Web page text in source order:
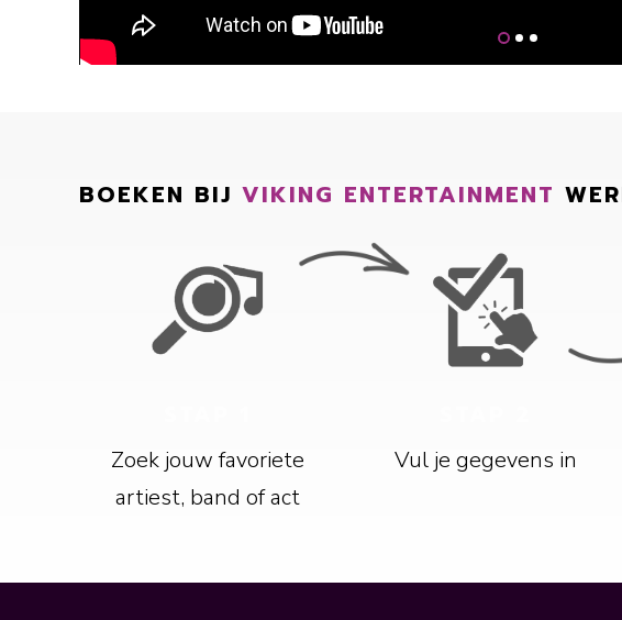
BOEKEN BIJ VIKING ENTERTAINMENT
Zoek jouw favoriete
artiest, band of act
Vul je gegevens in